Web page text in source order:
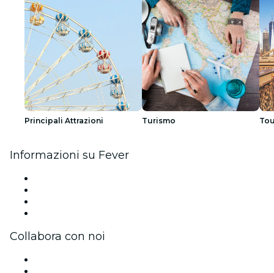
Principali Attrazioni Turismo
Informazioni su Fever
Collabora con noi